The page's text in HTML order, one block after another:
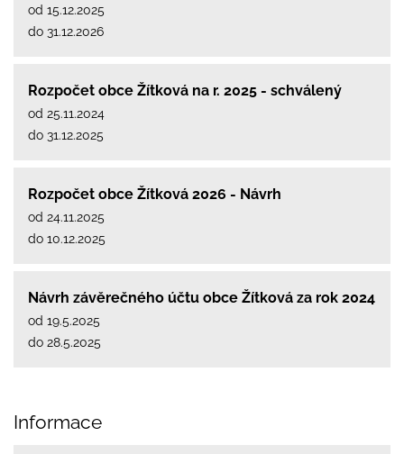
od 15.12.2025
do 31.12.2026
Rozpočet obce Žítková na r. 2025 - schválený
od 25.11.2024
do 31.12.2025
Rozpočet obce Žítková 2026 - Návrh
od 24.11.2025
do 10.12.2025
Návrh závěrečného účtu obce Žítková za rok 2024
od 19.5.2025
do 28.5.2025
Informace